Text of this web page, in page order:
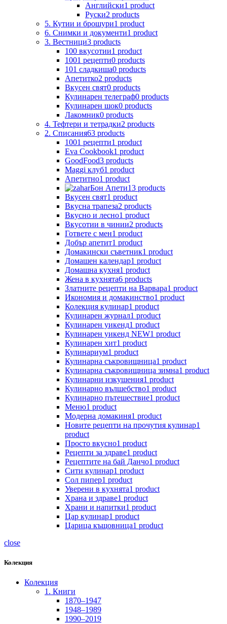
Английски1 product
Руски2 products
5. Кутии и брошури1 product
6. Снимки и документи1 product
3. Вестници3 products
100 вкусотии1 product
1001 рецепти0 products
101 сладкиша0 products
Апетитко2 products
Вкусен свят0 products
Кулинарен телеграф0 products
Кулинарен шок0 products
Лакомник0 products
4. Тефтери и тетрадки2 products
2. Списания63 products
1001 рецепти1 product
Eva Cookbook1 product
GoodFood3 products
Maggi клуб1 product
Апетитно1 product
Бон Апети13 products
Вкусен свят1 product
Вкусна трапеза2 products
Вкусно и лесно1 product
Вкусотии в чинии2 products
Гответе с мен1 product
Добър апетит1 product
Домакински съветник1 product
Домашен календар1 product
Домашна кухня1 product
Жена в кухнята6 products
Златните рецепти на Варвара1 product
Икономия и домакинство1 product
Колекция кулинар1 product
Кулинарен журнал1 product
Кулинарен уикенд1 product
Кулинарен уикенд NEW1 product
Кулинарен хит1 product
Кулинариум1 product
Кулинарна съкровищница1 product
Кулинарна съкровищница зимна1 product
Кулинарни изкушения1 product
Кулинарно вълшебство1 product
Кулинарно пътешествие1 product
Меню1 product
Модерна домакиня1 product
Новите рецепти на прочутия кулинар1
product
Просто вкусно1 product
Рецепти за здраве1 product
Рецептите на бай Данчо1 product
Сити кулинар1 product
Сол пипер1 product
Уверени в кухнята1 product
Храна и здраве1 product
Храни и напитки1 product
Цар кулинар1 product
Царица къщовница1 product
close
Колекция
Колекция
1. Книги
1870–1947
1948–1989
1990–2019